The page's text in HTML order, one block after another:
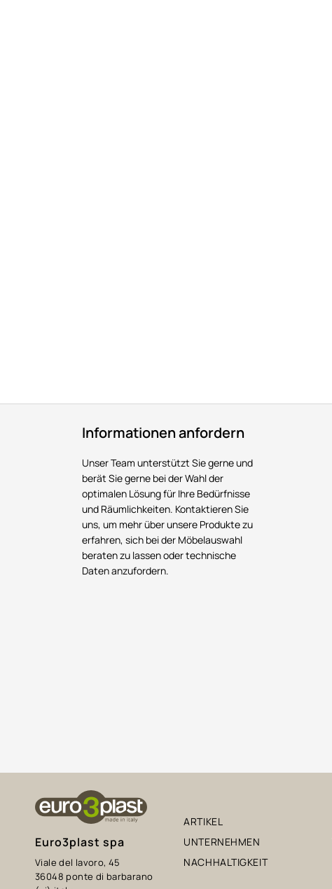
Informationen anfordern
Unser Team unterstützt Sie gerne und
berät Sie gerne bei der Wahl der
optimalen Lösung für Ihre Bedürfnisse
und Räumlichkeiten. Kontaktieren Sie
uns, um mehr über unsere Produkte zu
erfahren, sich bei der Möbelauswahl
beraten zu lassen oder technische
Daten anzufordern.
Euro3plast spa
Viale del lavoro, 45
36048 ponte di barbarano
ARTIKEL
UNTERNEHMEN
NACHHALTIGKEIT